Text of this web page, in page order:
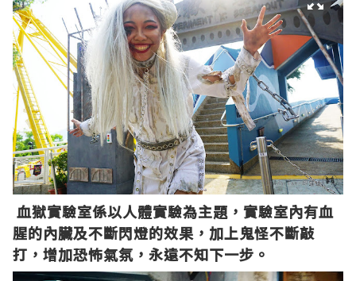
血獄實驗室係以人體實驗為主題， 實驗室內有血
腥的內臟及不斷閃燈的效果，加上鬼怪不斷敲
打， 增加恐怖氣氛，永遠不知下一步。